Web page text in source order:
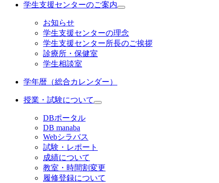
学生支援センターのご案内
お知らせ
学生支援センターの理念
学生支援センター所長のご挨拶
診療所・保健室
学生相談室
学年暦（総合カレンダー）
授業・試験について
DBポータル
DB manaba
Webシラバス
試験・レポート
成績について
教室・時間割変更
履修登録について